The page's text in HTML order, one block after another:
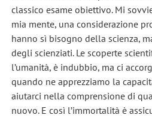
classico esame obiettivo. Mi
mia mente, una considerazione
hanno sì bisogno della scienza,
degli scienziati. Le scoperte
l’umanità, è indubbio, ma ci
quando ne apprezziamo la
aiutarci nella comprensione di
nuovo. E così l’immortalità è